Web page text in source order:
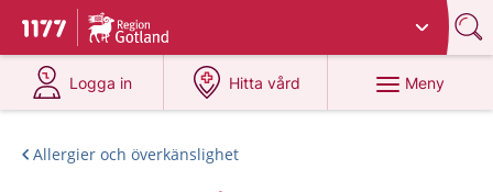
Till startsidan för 1177
Du har valt region
Logga in
på 1177.se
Hitta vård
på 1177.se
Meny
Allergier och överkänslighet